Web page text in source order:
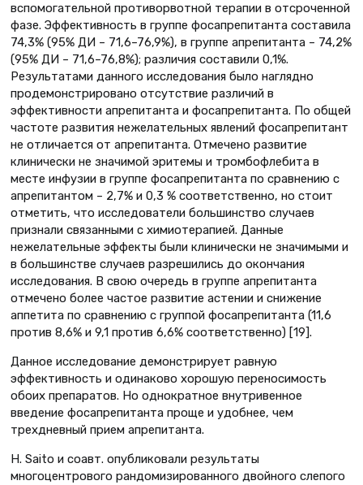
вспомогательной противорвотной терапии в отсроченной
фазе. Эффективность в группе фосапрепитанта составила
74,3% (95% ДИ – 71,6–76,9%), в группе апрепитанта – 74,2%
(95% ДИ – 71,6–76,8%); различия составили 0,1%.
Результатами данного исследования было наглядно
продемонстрировано отсутствие различий в
эффективности апрепитанта и фосапрепитанта. По общей
частоте развития нежелательных явлений фосапрепитант
не отличается от апрепитанта. Отмечено развитие
клинически не значимой эритемы и тромбофлебита в
месте инфузии в группе фосапрепитанта по сравнению с
апрепитантом – 2,7% и 0,3 % соответственно, но стоит
отметить, что исследователи большинство случаев
признали связанными с химиотерапией. Данные
нежелательные эффекты были клинически не значимыми и
в большинстве случаев разрешились до окончания
исследования. В свою очередь в группе апрепитанта
отмечено более частое развитие астении и снижение
аппетита по сравнению с группой фосапрепитанта (11,6
против 8,6% и 9,1 против 6,6% соответственно) [19].
Данное исследование демонстрирует равную
эффективность и одинаково хорошую переносимость
обоих препаратов. Но однократное внутривенное
введение фосапрепитанта проще и удобнее, чем
трехдневный прием апрепитанта.
H. Saito и соавт. опубликовали результаты
многоцентрового рандомизированного двойного слепого